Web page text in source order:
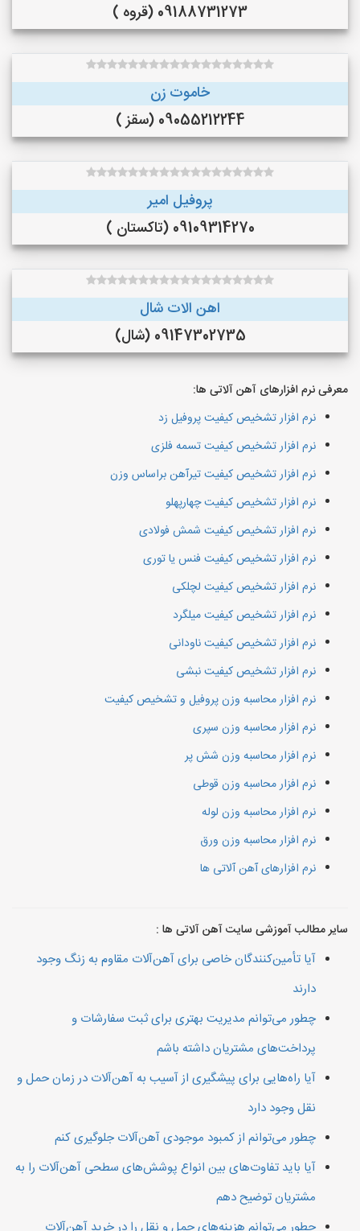
09188731273 (قروه )
خاموت زن
09055212244 (سقز )
پروفیل امیر
09109314270 (تاکستان )
اهن الات شال
09147302735 (شال)
معرفی نرم افزارهای آهن آلاتی ها:
نرم افزار تشخیص کیفیت پروفیل زد
نرم افزار تشخیص کیفیت تسمه فلزی
نرم افزار تشخیص کیفیت تیرآهن براساس وزن
نرم افزار تشخیص کیفیت چهارپهلو
نرم افزار تشخیص کیفیت شمش فولادی
نرم افزار تشخیص کیفیت فنس یا توری
نرم افزار تشخیص کیفیت لچلکی
نرم افزار تشخیص کیفیت میلگرد
نرم افزار تشخیص کیفیت ناودانی
نرم افزار تشخیص کیفیت نبشی
نرم افزار محاسبه وزن پروفیل و تشخیص کیفیت
نرم افزار محاسبه وزن سپری
نرم افزار محاسبه وزن شش پر
نرم افزار محاسبه وزن قوطی
نرم افزار محاسبه وزن لوله
نرم افزار محاسبه وزن ورق
نرم افزارهای آهن آلاتی ها
سایر مطالب آموزشی سایت آهن آلاتی ها :
آیا تأمین‌کنندگان خاصی برای آهن‌آلات مقاوم به زنگ وجود
دارند
چطور می‌توانم مدیریت بهتری برای ثبت سفارشات و
پرداخت‌های مشتریان داشته باشم
آیا راه‌هایی برای پیشگیری از آسیب به آهن‌آلات در زمان حمل و
نقل وجود دارد
چطور می‌توانم از کمبود موجودی آهن‌آلات جلوگیری کنم
آیا باید تفاوت‌های بین انواع پوشش‌های سطحی آهن‌آلات را به
مشتریان توضیح دهم